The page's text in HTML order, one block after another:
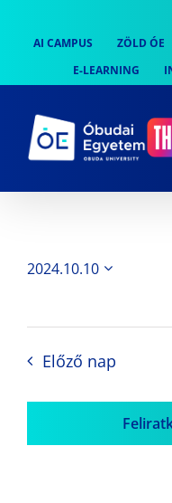
content
AI CAMPUS
ZÖLD ÓE
E-LEARNING
2024.10.10
Előző nap